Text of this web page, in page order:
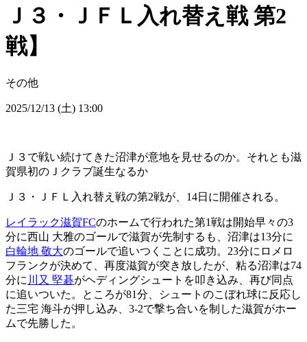
Ｊ３・ＪＦＬ入れ替え戦 第2
戦】
その他
2025/12/13 (土) 13:00
Ｊ３で戦い続けてきた沼津が意地を見せるのか。それとも滋
賀県初のＪクラブ誕生なるか
Ｊ３・ＪＦＬ入れ替え戦の第2戦が、14日に開催される。
レイラック滋賀FCのホームで行われた第1戦は開始早々の3
分に西山 大雅のゴールで滋賀が先制するも、沼津は13分に
白輪地 敬大のゴールで追いつくことに成功。23分にロメロ
フランクが決めて、再度滋賀が突き放したが、粘る沼津は74
分に 川又 堅碁がヘディングシュートを叩き込み、再び同点
に追いついた。ところが81分、シュートのこぼれ球に反応し
た三宅 海斗が押し込み、3-2で撃ち合いを制した滋賀がホー
ムで先勝した。